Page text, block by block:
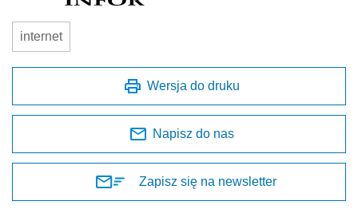
internet
Wersja do druku
Napisz do nas
Zapisz się na newsletter